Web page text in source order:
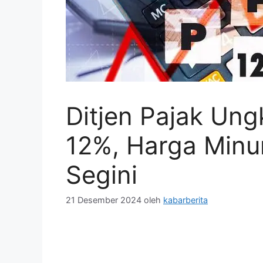
Ditjen Pajak
12%, Harga
Segini
21 Desember 2024 oleh kabarberita